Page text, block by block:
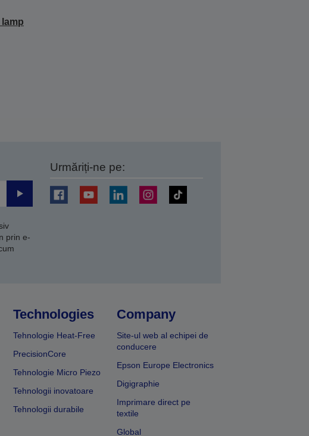
lamp
Trimiteți
prin e-
Urmăriți-ne pe:
Technologies
Tehnologie Heat-Free
PrecisionCore
Tehnologie Micro Piezo
Tehnologii inovatoare
Tehnologii durabile
Company
Site-ul web al echipei de
conducere
Epson Europe Electronics
Digigraphie
Imprimare direct pe
textile
Global